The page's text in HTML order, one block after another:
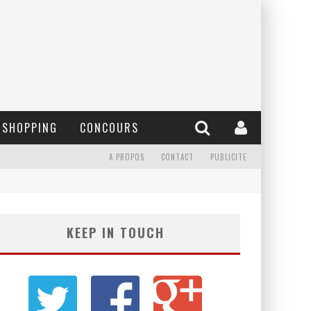
SHOPPING CONCOURS
A PROPOS CONTACT PUBLICITE
KEEP IN TOUCH